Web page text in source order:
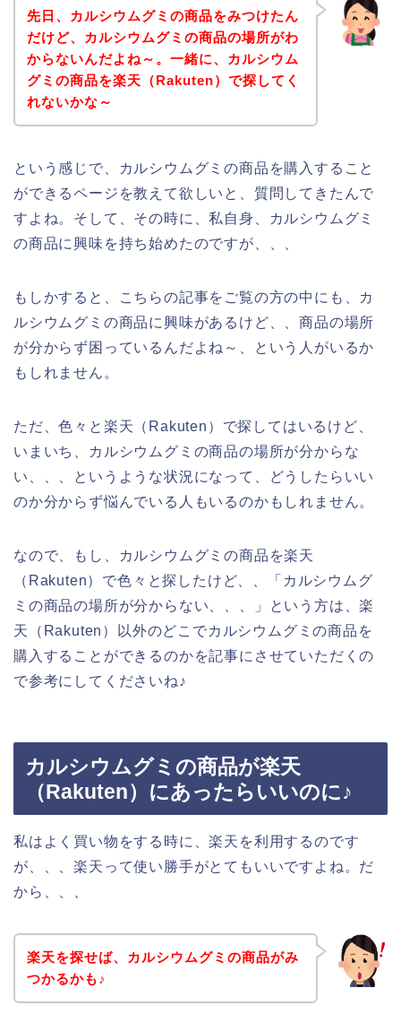
先日、カルシウムグミの商品をみつけたん
だけど、カルシウムグミの商品の場所がわ
からないんだよね～。一緒に、カルシウム
グミの商品を楽天（Rakuten）で探してく
れないかな～
という感じで、カルシウムグミの商品を購入すること
ができるページを教えて欲しいと、質問してきたんで
すよね。そして、その時に、私自身、カルシウムグミ
の商品に興味を持ち始めたのですが、、、
もしかすると、こちらの記事をご覧の方の中にも、カ
ルシウムグミの商品に興味があるけど、、商品の場所
が分からず困っているんだよね～、という人がいるか
もしれません。
ただ、色々と楽天（Rakuten）で探してはいるけど、
いまいち、カルシウムグミの商品の場所が分からな
い、、、というような状況になって、どうしたらいい
のか分からず悩んでいる人もいるのかもしれません。
なので、もし、カルシウムグミの商品を楽天
（Rakuten）で色々と探したけど、、「カルシウムグ
ミの商品の場所が分からない、、、」という方は、楽
天（Rakuten）以外のどこでカルシウムグミの商品を
購入することができるのかを記事にさせていただくの
で参考にしてくださいね♪
カルシウムグミの商品が楽天
（Rakuten）にあったらいいのに♪
私はよく買い物をする時に、楽天を利用するのです
が、、、楽天って使い勝手がとてもいいですよね。だ
から、、、
楽天を探せば、カルシウムグミの商品がみ
つかるかも♪